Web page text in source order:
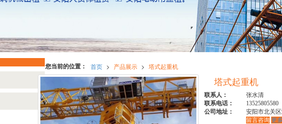
您当前的位置： 首页 > 产品展示 > 塔式起重机
塔式起重机
联系人：
张水清
联系电话：
13525805580
公司地址：
安阳市北关
留言咨询 更